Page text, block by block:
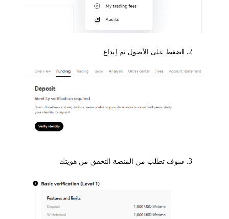
اضغط على الأصول ثم إيداع
سوف تطلب من المنصة التحقق من هويتك